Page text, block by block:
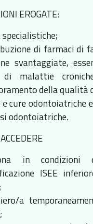
EROGATE:
di farmaci di
svantaggiate,
di malattie
della qualità
cure odontoiatriche
odontoiatriche.
in condizioni
ISEE
a